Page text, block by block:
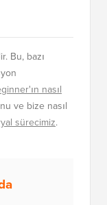
Bu, bazı
nasıl
ve bize nasıl
sürecimiz.